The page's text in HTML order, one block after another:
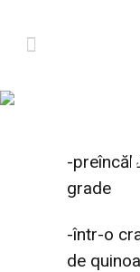
-
grade
-într-o
de quinoa